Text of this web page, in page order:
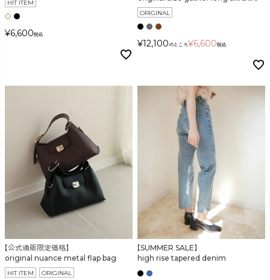
HIT ITEM
¥6,600税込
ORIGINAL
¥12,100 のところ¥6,600税込
【公式通販限定価格】
original nuance metal flap bag
HIT ITEM ORIGINAL
【SUMMER SALE】
high rise tapered denim